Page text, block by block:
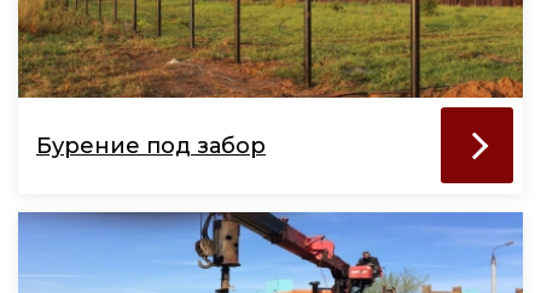
Бурение под забор